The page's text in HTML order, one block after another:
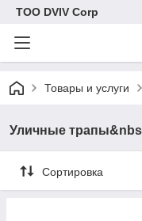
ТОО DVIV Corp
Товары и услуги
Уличные
Сортировка